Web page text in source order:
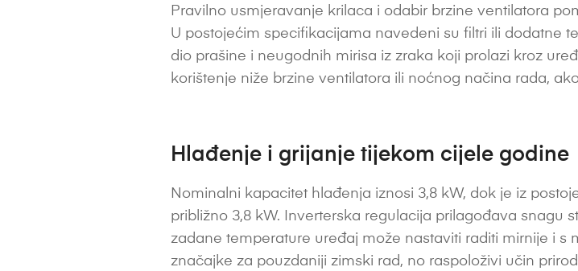
Pravilno usmjeravanje krilaca i odabir brzine ventilatora
U postojećim specifikacijama navedeni su filtri ili dodatne
dio prašine i neugodnih mirisa iz zraka koji prolazi kroz
korištenje niže brzine ventilatora ili noćnog načina rada,
Hlađenje i grijanje tijekom cijele godine
Nominalni kapacitet hlađenja iznosi 3,8 kW, dok je iz
približno 3,8 kW. Inverterska regulacija prilagođava snagu
zadane temperature uređaj može nastaviti raditi mirnije i
značajke za pouzdaniji zimski rad, no raspoloživi učin